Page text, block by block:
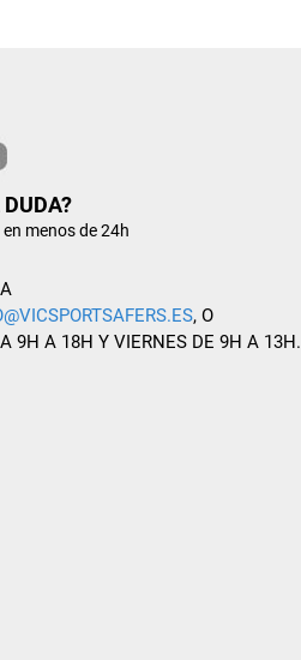
menos de 24h
, O
9H A 18H Y VIERNES DE 9H A 13H.